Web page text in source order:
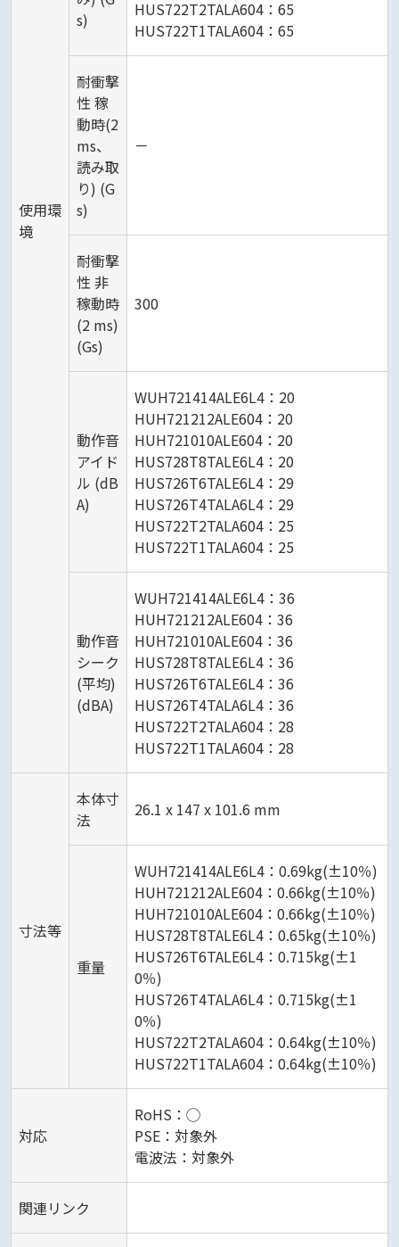
使用環
境
s)
HUS722T2TALA604：65
HUS722T1TALA604：65
耐衝撃
性 稼
動時(2
ms、
読み取
り) (G
s)
－
耐衝撃
性 非
稼動時
(2 ms)
(Gs)
300
動作音
アイド
ル (dB
A)
WUH721414ALE6L4：20
HUH721212ALE604：20
HUH721010ALE604：20
HUS728T8TALE6L4：20
HUS726T6TALE6L4：29
HUS726T4TALA6L4：29
HUS722T2TALA604：25
HUS722T1TALA604：25
動作音
シーク
(平均)
(dBA)
WUH721414ALE6L4：36
HUH721212ALE604：36
HUH721010ALE604：36
HUS728T8TALE6L4：36
HUS726T6TALE6L4：36
HUS726T4TALA6L4：36
HUS722T2TALA604：28
HUS722T1TALA604：28
寸法等
本体寸
法
26.1 x 147 x 101.6 mm
重量
WUH721414ALE6L4：0.69kg(±10％)
HUH721212ALE604：0.66kg(±10％)
HUH721010ALE604：0.66kg(±10％)
HUS728T8TALE6L4：0.65kg(±10％)
HUS726T6TALE6L4：0.715kg(±1
0％)
HUS726T4TALA6L4：0.715kg(±1
0％)
HUS722T2TALA604：0.64kg(±10％)
HUS722T1TALA604：0.64kg(±10％)
対応
RoHS：◯
PSE：対象外
電波法：対象外
関連リンク